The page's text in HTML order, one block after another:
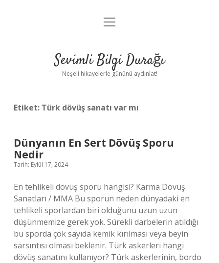
Anasayfa
Yasal Uyarı
menüyü
Sevimli Bilgi Durağı
Neşeli hikayelerle gününü aydınlat!
Etiket: Türk dövüş sanatı var mı
Dünyanın En Sert Dövüş Sporu
Nedir
Tarih: Eylül 17, 2024
En tehlikeli dövüş sporu hangisi? Karma Dövüş
Sanatları / MMA Bu sporun neden dünyadaki en
tehlikeli sporlardan biri olduğunu uzun uzun
düşünmemize gerek yok. Sürekli darbelerin atıldığı
bu sporda çok sayıda kemik kırılması veya beyin
sarsıntısı olması beklenir. Türk askerleri hangi
dövüş sanatını kullanıyor? Türk askerlerinin, bordo